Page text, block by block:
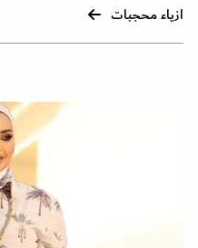
ازياء محجبات